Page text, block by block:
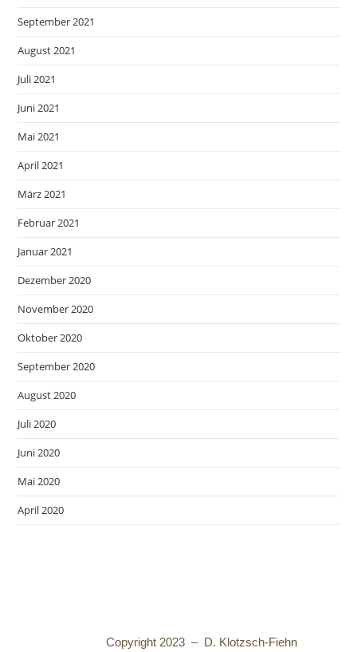
September 2021
August 2021
Juli 2021
Juni 2021
Mai 2021
April 2021
März 2021
Februar 2021
Januar 2021
Dezember 2020
November 2020
Oktober 2020
September 2020
August 2020
Juli 2020
Juni 2020
Mai 2020
April 2020
Copyright 2023 – D. Klotzsch-Fiehn